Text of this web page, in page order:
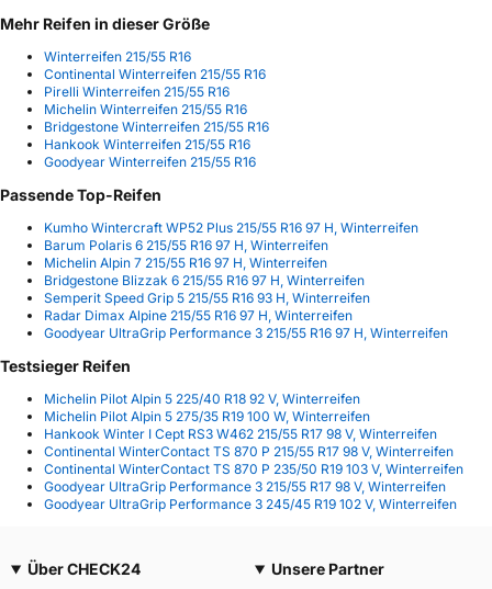
Mehr Reifen in dieser Größe
Winterreifen 215/55 R16
Continental Winterreifen 215/55 R16
Pirelli Winterreifen 215/55 R16
Michelin Winterreifen 215/55 R16
Bridgestone Winterreifen 215/55 R16
Hankook Winterreifen 215/55 R16
Goodyear Winterreifen 215/55 R16
Passende Top-Reifen
Kumho Wintercraft WP52 Plus 215/55 R16 97 H, Winterreifen
Barum Polaris 6 215/55 R16 97 H, Winterreifen
Michelin Alpin 7 215/55 R16 97 H, Winterreifen
Bridgestone Blizzak 6 215/55 R16 97 H, Winterreifen
Semperit Speed Grip 5 215/55 R16 93 H, Winterreifen
Radar Dimax Alpine 215/55 R16 97 H, Winterreifen
Goodyear UltraGrip Performance 3 215/55 R16 97 H, Winterreifen
Testsieger Reifen
Michelin Pilot Alpin 5 225/40 R18 92 V, Winterreifen
Michelin Pilot Alpin 5 275/35 R19 100 W, Winterreifen
Hankook Winter I Cept RS3 W462 215/55 R17 98 V, Winterreifen
Continental WinterContact TS 870 P 215/55 R17 98 V, Winterreifen
Continental WinterContact TS 870 P 235/50 R19 103 V, Winterreifen
Goodyear UltraGrip Performance 3 215/55 R17 98 V, Winterreifen
Goodyear UltraGrip Performance 3 245/45 R19 102 V, Winterreifen
Über CHECK24
Unsere Partner